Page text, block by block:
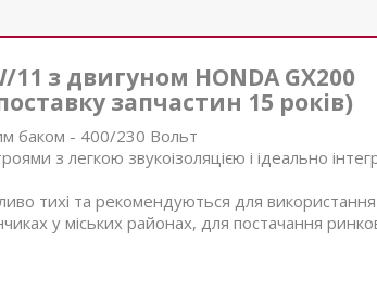
11 з двигуном HONDA GX200
запчастин 15 років)
баком - 400/230 Вольт
з легкою звукоізоляцією і ідеально
тихі та рекомендуються для використання
у міських районах, для постачання